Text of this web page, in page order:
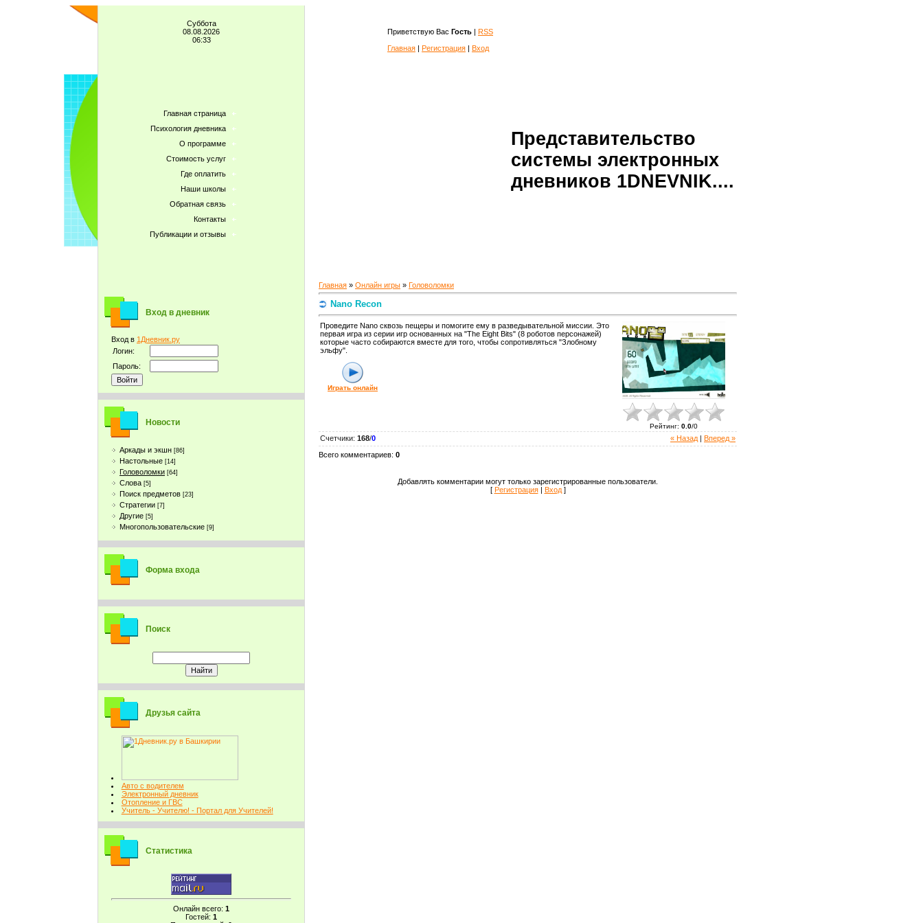
Суббота
08.08.2026
06:33
Главная страница
Психология дневника
О программе
Стоимость услуг
Где оплатить
Наши школы
Обратная связь
Контакты
Публикации и отзывы
Вход в дневник
Вход в 1Дневник.ру
Логин:
Пароль:
Новости
Аркады и экшн [86]
Настольные [14]
Головоломки [64]
Слова [5]
Поиск предметов [23]
Стратегии [7]
Другие [5]
Многопользовательские [9]
Форма входа
Поиск
Друзья сайта
Авто с водителем
Электронный дневник
Отопление и ГВС
Учитель - Учителю! - Портал для Учителей!
Статистика
Онлайн всего: 1
Гостей: 1
Приветствую Вас Гость | RSS
Главная | Регистрация | Вход
Представительство
системы электронных
дневников 1DNEVNIK....
Главная » Онлайн игры » Головоломки
Nano Recon
Проведите Nano сквозь пещеры и помогите ему в разведывательной миссии. Это
первая игра из серии игр основанных на "The Eight Bits" (8 роботов персонажей)
которые часто собираются вместе для того, чтобы сопротивляться "Злобному
эльфу".
Играть онлайн
Рейтинг: 0.0/0
« Назад Вперед »
Счетчики: 168/0
Всего комментариев: 0
Добавлять комментарии могут только зарегистрированные пользователи.
[ Регистрация| Вход]